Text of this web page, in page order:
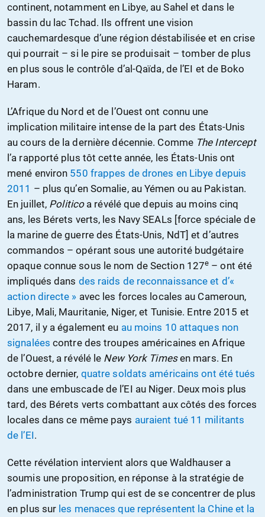
continent, notamment en Libye, au Sahel et dans le
bassin du lac Tchad. Ils offrent une vision
cauchemardesque d’une région déstabilisée et en crise
qui pourrait – si le pire se produisait – tomber de plus
en plus sous le contrôle d’al-Qaïda, de l’EI et de Boko
Haram.
L’Afrique du Nord et de l’Ouest ont connu une
implication militaire intense de la part des États-Unis
au cours de la dernière décennie. Comme The Intercept
l’a rapporté plus tôt cette année, les États-Unis ont
mené environ 550 frappes de drones en Libye depuis
2011 – plus qu’en Somalie, au Yémen ou au Pakistan.
En juillet, Politicoa révélé que depuis au moins cinq
ans, les Bérets verts, les Navy SEALs [force spéciale de
la marine de guerre des États-Unis, NdT] et d’autres
commandos – opérant sous une autorité budgétaire
opaque connue sous le nom de Section 127e – ont été
impliqués dans des raids de reconnaissance et d’«
action directe » avec les forces locales au Cameroun,
Libye, Mali, Mauritanie, Niger, et Tunisie. Entre 2015 et
2017, il y a également eu au moins 10 attaques non
signalées contre des troupes américaines en Afrique
de l’Ouest, a révélé le New York Timesen mars. En
octobre dernier, quatre soldats américains ont été tués
dans une embuscade de l’EI au Niger. Deux mois plus
tard, des Bérets verts combattant aux côtés des forces
locales dans ce même pays auraient tué 11 militants
de l’EI.
Cette révélation intervient alors que Waldhauser a
soumis une proposition, en réponse à la stratégie de
l’administration Trump qui est de se concentrer de plus
en plus sur les menaces que représentent la Chine et la